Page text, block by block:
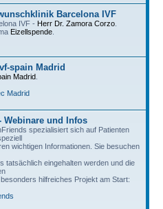
Barcelona IVF
IVF - Herr Dr. Zamora Corzo
Eizellspende
spain Madrid
Madrid
Madrid
Webinare und Infos
spezialisiert sich auf Patienten
wichtigen Informationen. Sie besuchen
tatsächlich eingehalten werden und die
hilfreiches Projekt am Start: